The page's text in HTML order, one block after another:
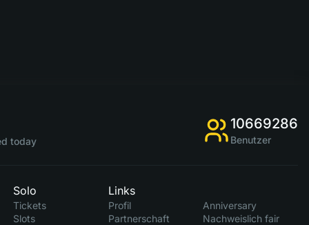
today
10669286
Benutzer
Solo
Tickets
Slots
Links
Profil
Partnerschaft
Anniversary
Nachweislich fair